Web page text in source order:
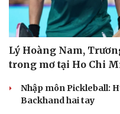
Lý Hoàng Nam,
trong mơ tại Ho Chi
Nhập môn Pickleball:
Backhand hai tay